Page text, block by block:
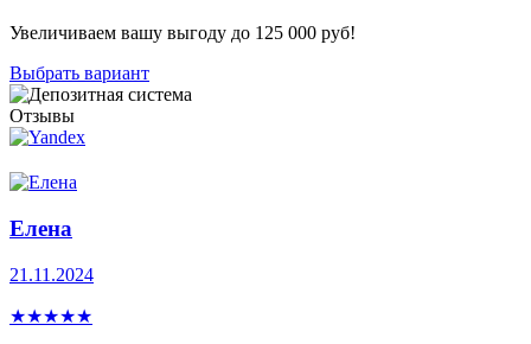
Увеличиваем вашу выгоду до 125 000 руб!
Выбрать вариант
Отзывы
Елена
21.11.2024
★★★★★